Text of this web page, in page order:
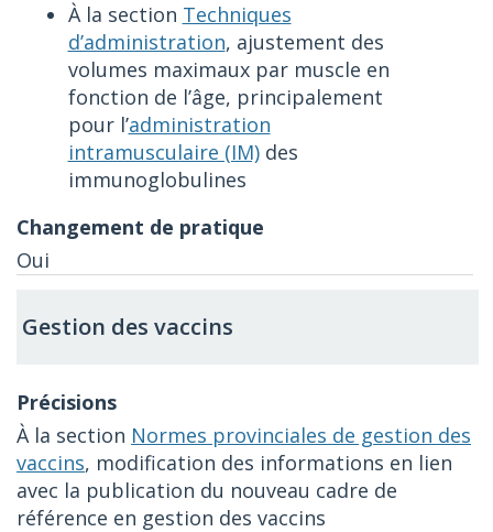
À la section Techniques
d’administration, ajustement des
volumes maximaux par muscle en
fonction de l’âge, principalement
pour l’administration
intramusculaire (IM)des
immunoglobulines
Oui
Gestion des vaccins
À la section Normes provinciales de gestion des
vaccins, modification des informations en lien
avec la publication du nouveau cadre de
référence en gestion des vaccins